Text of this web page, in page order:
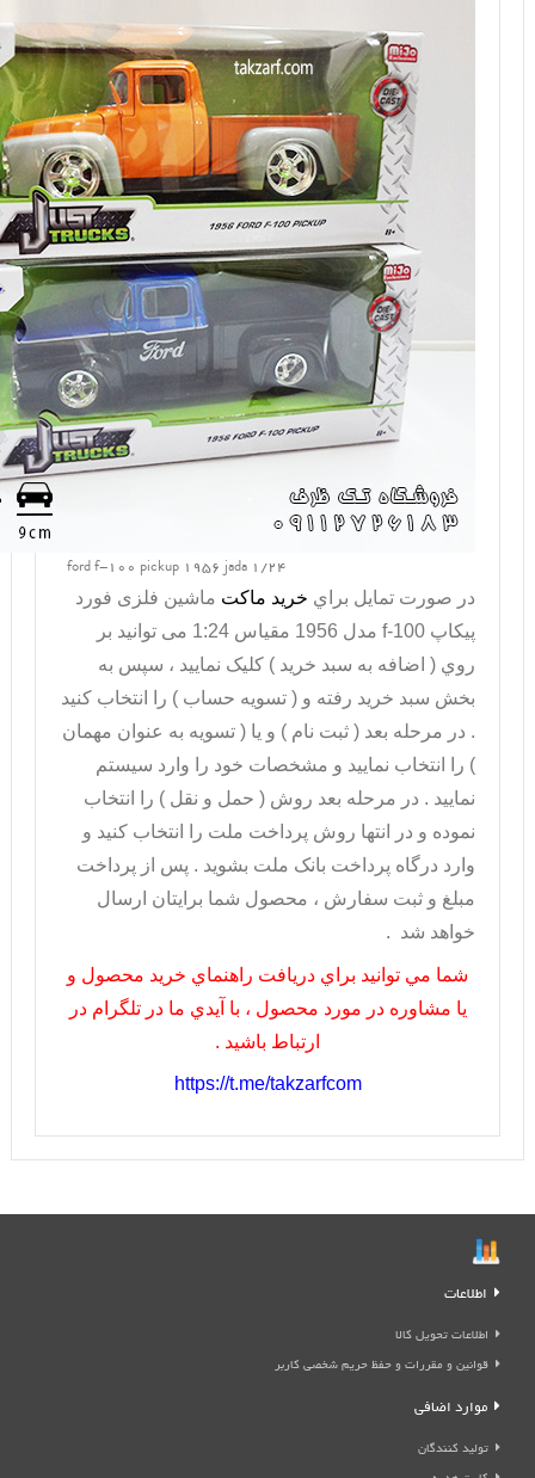
ford f-100 pickup 1956 jada 1/24
در صورت تمايل براي خريد ماکت ماشین فلزی فورد
پیکاپ f-100
مدل 1956 مقیاس 1:24 می توانيد بر
روي ( اضافه به سبد خريد ) کليک نماييد ، سپس به
بخش سبد خريد رفته و ( تسويه حساب ) را انتخاب کنيد
. در مرحله بعد ( ثبت نام ) و يا ( تسويه به عنوان مهمان
) را انتخاب نماييد و مشخصات خود را وارد سيستم
نماييد . در مرحله بعد روش ( حمل و نقل ) را انتخاب
نموده و در انتها روش پرداخت ملت را انتخاب کنيد و
وارد درگاه پرداخت بانک ملت بشويد . پس از پرداخت
مبلغ و ثبت سفارش ، محصول شما برايتان ارسال
خواهد شد .
شما مي توانيد براي دريافت راهنماي خريد محصول و
يا مشاوره در مورد محصول ، با آيدي ما در تلگرام در
ارتباط باشيد .
https://t.me/takzarfcom
اطلاعات
اطلاعات تحویل کالا
قوانین و مقررات و حفظ حریم شخصی کاربر
موارد اضافی
تولید کنندگان